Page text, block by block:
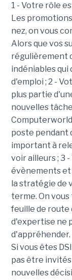
1 - Votre rôle
Les
nez, on vous
Alors que vos
régulièrement
indéniables
d'emploi ; 2 -
plus partie
nouvelles
poste pendant
important à
voir ailleurs ; 3
évènements et
la stratégie de
terme. On
feuille de route
d'expertise ne
d'appréhender.
Si vous êtes
pas être
nouvelles